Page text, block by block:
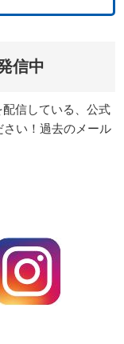
信中
信している、公式
い！過去のメール